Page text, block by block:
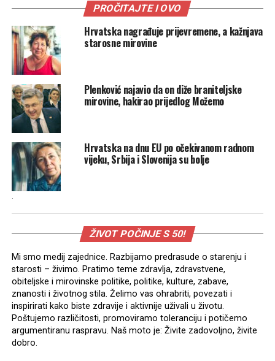
PROČITAJTE I OVO
Hrvatska nagrađuje prijevremene, a kažnjava
starosne mirovine
Plenković najavio da on diže braniteljske
mirovine, hakirao prijedlog Možemo
Hrvatska na dnu EU po očekivanom radnom
vijeku, Srbija i Slovenija su bolje
.
ŽIVOT POČINJE S 50!
Mi smo medij zajednice. Razbijamo predrasude o starenju i
starosti – živimo. Pratimo teme zdravlja, zdravstvene,
obiteljske i mirovinske politike, politike, kulture, zabave,
znanosti i životnog stila. Želimo vas ohrabriti, povezati i
inspirirati kako biste zdravije i aktivnije uživali u životu.
Poštujemo različitosti, promoviramo toleranciju i potičemo
argumentiranu raspravu. Naš moto je: Živite zadovoljno, živite
dobro.